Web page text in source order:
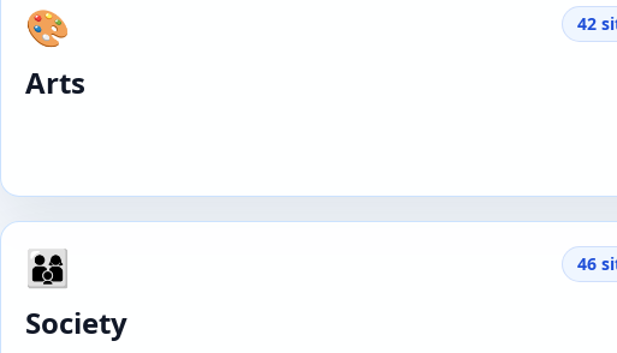
🎨
Arts
42
👨‍👩‍👦
Society
46